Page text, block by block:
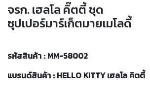
จรก. เฮลโล คิ๊ตตี้ ชุด
ซุปเปอร์มาร์เก็ตมายเมโลดี้
รหัสสินค้า : MM-58002
แบรนด์สินค้า : HELLO KITTY เฮลโล คิตตี้